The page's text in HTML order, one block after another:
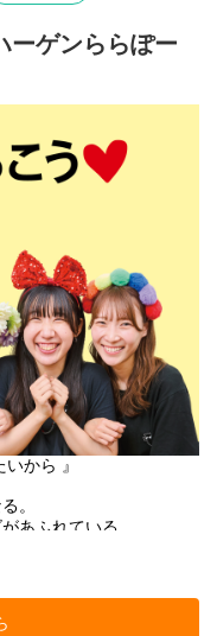
す！
tiger-
ーゲンららぽー
から 』
。
あふれている。
商品を愛しているか
ルチャーがあるから。